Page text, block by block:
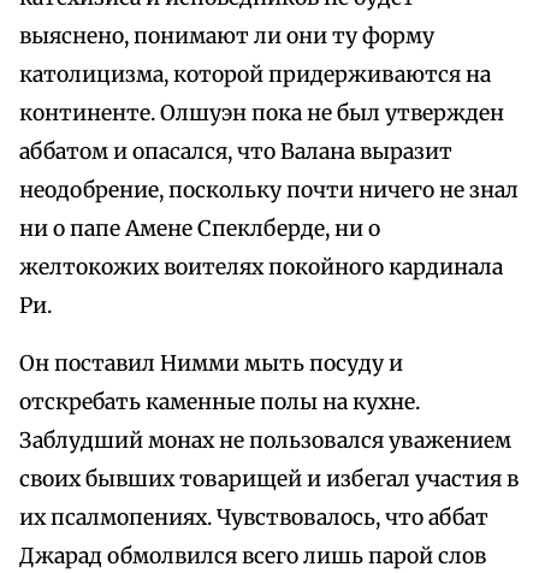
выяснено, понимают ли они ту форму
католицизма, которой придерживаются на
континенте. Олшуэн пока не был утвержден
аббатом и опасался, что Валана выразит
неодобрение, поскольку почти ничего не знал
ни о папе Амене Спеклберде, ни о
желтокожих воителях покойного кардинала
Ри.
Он поставил Нимми мыть посуду и
отскребать каменные полы на кухне.
Заблудший монах не пользовался уважением
своих бывших товарищей и избегал участия в
их псалмопениях. Чувствовалось, что аббат
Джарад обмолвился всего лишь парой слов